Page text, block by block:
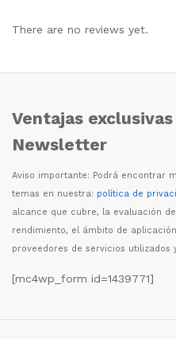
There are no reviews yet.
Ventajas
Newsletter
Aviso importante: Podrá encontrar m
temas en nuestra: política de
alcance que cubre, la evaluación
rendimiento, el ámbito de aplicació
proveedores de servicios utilizados
[mc4wp_form id=1439771]